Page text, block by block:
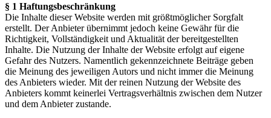
§ 1 Haftungsbeschränkung
Die Inhalte dieser Website werden mit größtmöglicher Sorgfalt
erstellt. Der Anbieter übernimmt jedoch keine Gewähr für die
Richtigkeit, Vollständigkeit und Aktualität der bereitgestellten
Inhalte. Die Nutzung der Inhalte der Website erfolgt auf eigene
Gefahr des Nutzers. Namentlich gekennzeichnete Beiträge geben
die Meinung des jeweiligen Autors und nicht immer die Meinung
des Anbieters wieder. Mit der reinen Nutzung der Website des
Anbieters kommt keinerlei Vertragsverhältnis zwischen dem Nutzer
und dem Anbieter zustande.